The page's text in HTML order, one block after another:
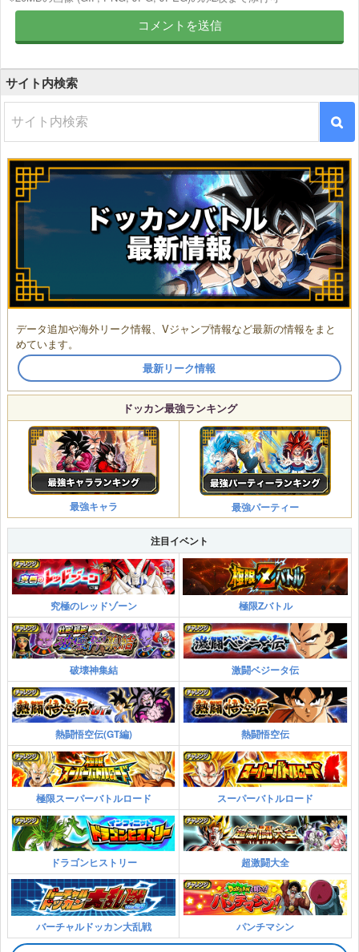
サイト内検索
データ追加や海外リーク情報、Vジャンプ情報など最新の情報をまと
めています。
最新リーク情報
ドッカン最強ランキング
最強キャラ 最強パーティー
注目イベント
究極のレッドゾーン 極限Zバトル
破壊神集結 激闘ベジータ伝
熱闘悟空伝(GT編) 熱闘悟空伝
極限スーパーバトルロード スーパーバトルロード
ドラゴンヒストリー 超激闘大全
バーチャルドッカン大乱戦 パンチマシン